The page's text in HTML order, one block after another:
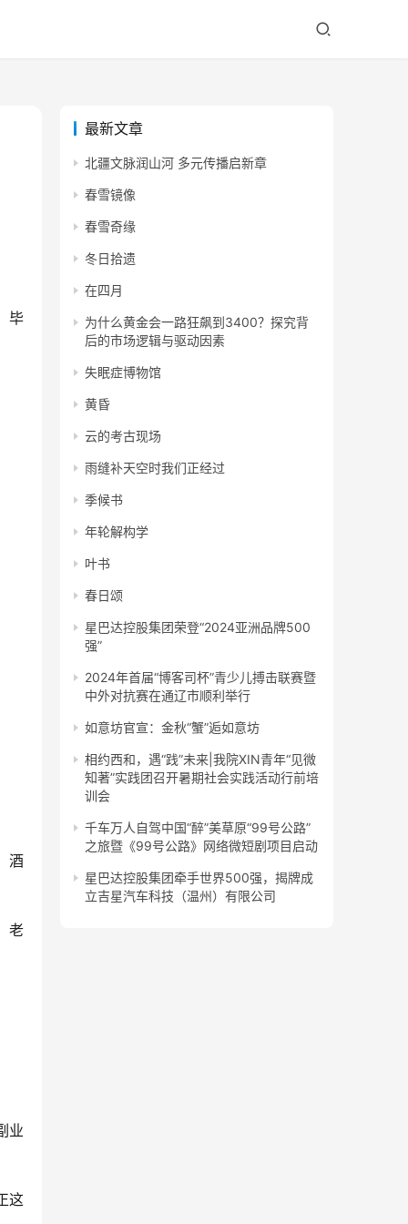
毕
酒
老
业
这
最新文章
北疆文脉润山河 多元传播启新章
春雪镜像
春雪奇缘
冬日拾遗
在四月
为什么黄金会一路狂飙到3400？探究背
后的市场逻辑与驱动因素
失眠症博物馆
黄昏
云的考古现场
雨缝补天空时我们正经过
季候书
年轮解构学
叶书
春日颂
星巴达控股集团荣登“2024亚洲品牌500
强”
2024年首届“博客司杯”青少儿搏击联赛暨
中外对抗赛在通辽市顺利举行
如意坊官宣：金秋“蟹”逅如意坊
相约西和，遇“践”未来|我院XIN青年“见微
知著”实践团召开暑期社会实践活动行前培
训会
千车万人自驾中国“醉”美草原“99号公路”
之旅暨《99号公路》网络微短剧项目启动
星巴达控股集团牵手世界500强，揭牌成
立吉星汽车科技（温州）有限公司